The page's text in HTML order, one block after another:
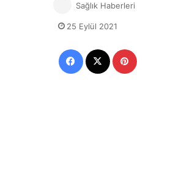
Sağlık Haberleri
25 Eylül 2021